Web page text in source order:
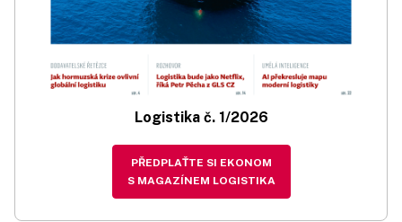
Logistika č. 1/2026
PŘEDPLAŤTE SI EKONOM
S MAGAZÍNEM LOGISTIKA